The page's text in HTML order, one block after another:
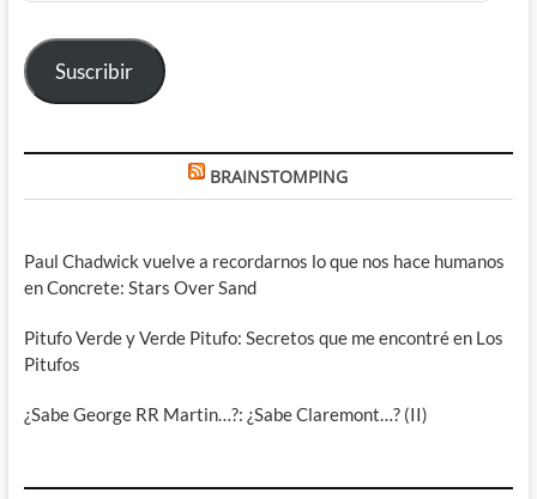
electrónico
Suscribir
BRAINSTOMPING
Paul Chadwick vuelve a recordarnos lo que nos hace humanos
en Concrete: Stars Over Sand
Pitufo Verde y Verde Pitufo: Secretos que me encontré en Los
Pitufos
¿Sabe George RR Martin…?: ¿Sabe Claremont…? (II)